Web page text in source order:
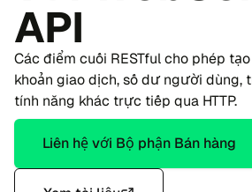
API
Các điểm cuối RESTful cho phép
khoản giao dịch, số dư người dùng,
tính năng khác trực tiếp qua HTTP.
Liên hệ với Bộ phận Bán hàng